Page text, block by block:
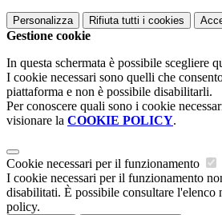
Personalizza Rifiuta tutti i cookies
Gestione cookie
In questa schermata è possibile scegliere
I cookie necessari sono quelli che
piattaforma e non è possibile disabilitarli.
Per conoscere quali sono i cookie
visionare la COOKIE POLICY.
Cookie necessari per il funzionamento
I cookie necessari per il funzionamento
disabilitati. È possibile consultare l'elenco
policy.